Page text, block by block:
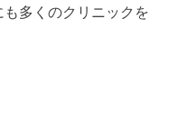
多くのクリニックを